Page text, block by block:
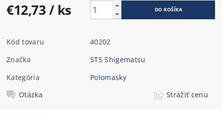
€12,73/ ks
Kód tovaru
40202
Značka
STS Shigematsu
Kategória
Polomasky
Otázka
Strážiť cenu